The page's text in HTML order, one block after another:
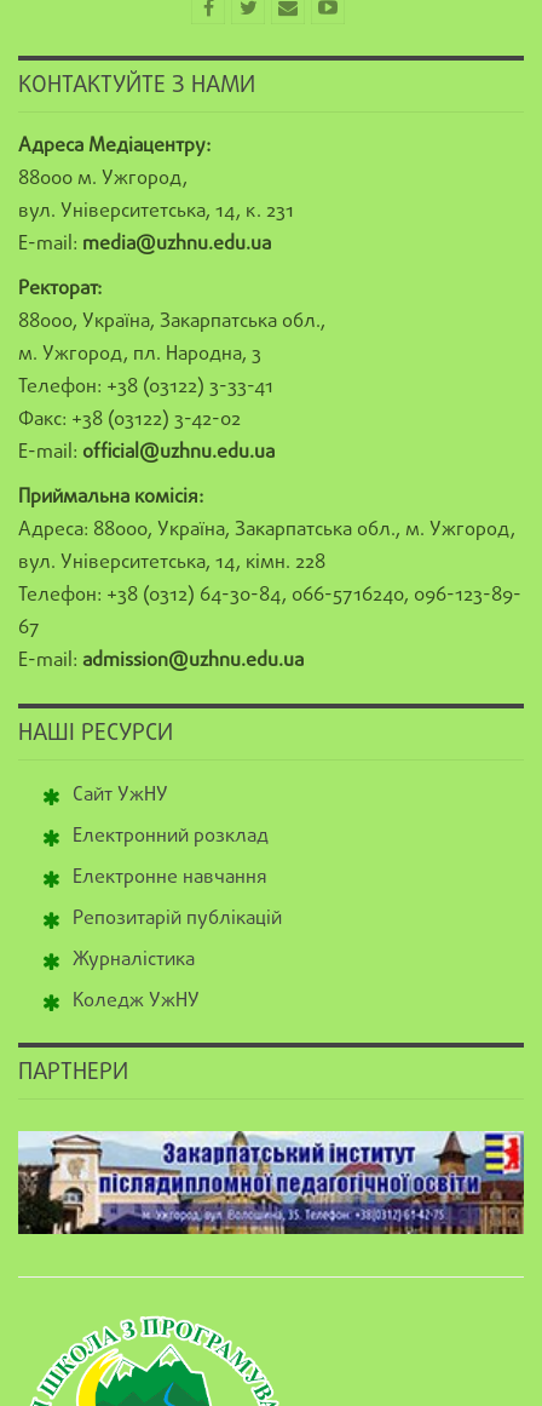
КОНТАКТУЙТЕ З НАМИ
Адреса Медіацентру:
88000 м. Ужгород,
вул. Університетська, 14, к. 231
E-mail: media@uzhnu.edu.ua
Ректорат:
88000, Україна, Закарпатська обл.,
м. Ужгород, пл. Народна, 3
Телефон: +38 (03122) 3-33-41
Факс: +38 (03122) 3-42-02
E-mail: official@uzhnu.edu.ua
Приймальна комісія:
Адреса: 88000, Україна, Закарпатська обл., м. Ужгород,
вул. Університетська, 14, кімн. 228
Телефон: +38 (0312) 64-30-84, 066-5716240, 096-123-89-
67
E-mail: admission@uzhnu.edu.ua
НАШІ РЕСУРСИ
Сайт УжНУ
Електронний розклад
Електронне навчання
Репозитарій публікацій
Журналістика
Коледж УжНУ
ПАРТНЕРИ